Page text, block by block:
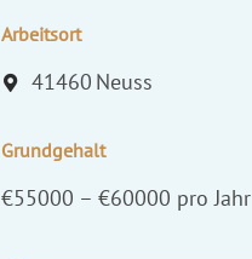
Arbeitsort
41460 Neuss
Grundgehalt
€55000 – €60000 pro Jahr